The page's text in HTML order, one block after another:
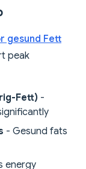
gesund Fett
peak
Fett) -
- Gesund fats
energy